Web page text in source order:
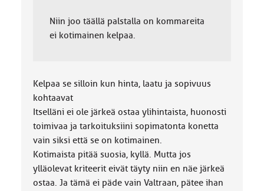
Niin joo täällä palstalla on kommareita
ei kotimainen kelpaa.
Kelpaa se silloin kun hinta, laatu ja sopivuus
kohtaavat
Itselläni ei ole järkeä ostaa ylihintaista, huonosti
toimivaa ja tarkoituksiini sopimatonta konetta
vain siksi että se on kotimainen.
Kotimaista pitää suosia, kyllä. Mutta jos
ylläolevat kriteerit eivät täyty niin en näe järkeä
ostaa. Ja tämä ei päde vain Valtraan, pätee ihan